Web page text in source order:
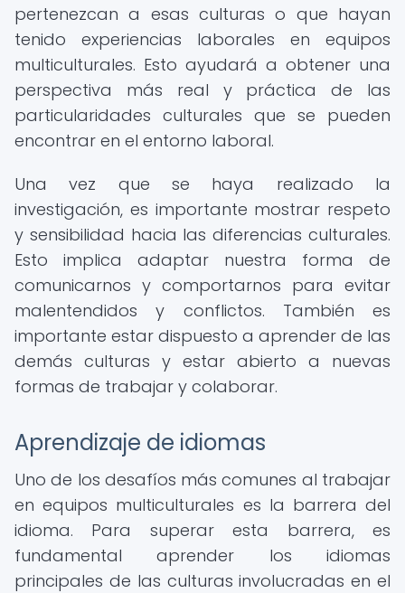
pertenezcan a esas culturas o que hayan
tenido experiencias laborales en equipos
multiculturales. Esto ayudará a obtener una
perspectiva más real y práctica de las
particularidades culturales que se pueden
encontrar en el entorno laboral.
Una vez que se haya realizado la
investigación, es importante mostrar respeto
y sensibilidad hacia las diferencias culturales.
Esto implica adaptar nuestra forma de
comunicarnos y comportarnos para evitar
malentendidos y conflictos. También es
importante estar dispuesto a aprender de las
demás culturas y estar abierto a nuevas
formas de trabajar y colaborar.
Aprendizaje de idiomas
Uno de los desafíos más comunes al trabajar
en equipos multiculturales es la barrera del
idioma. Para superar esta barrera, es
fundamental aprender los idiomas
principales de las culturas involucradas en el